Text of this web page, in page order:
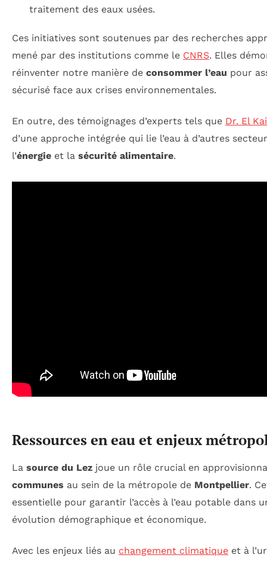
traitement des eaux usées.
Ces initiatives sont soutenues par des recherches
mené par des institutions comme le CNRS. Elles
réinventer notre manière de consommer l’eau pour
sécurisé face aux crises environnementales.
En outre, des témoignages d’experts tels que Dr. El
d’une approche intégrée qui lie l’eau à d’autres
l’énergie et la sécurité alimentaire.
Ressources en eau et enjeux
La source du Lez joue un rôle crucial en
communes au sein de la métropole de Montpellier.
essentielle pour garantir l’accès à l’eau potable dans
évolution démographique et économique.
Avec les enjeux liés au changement climatique et à